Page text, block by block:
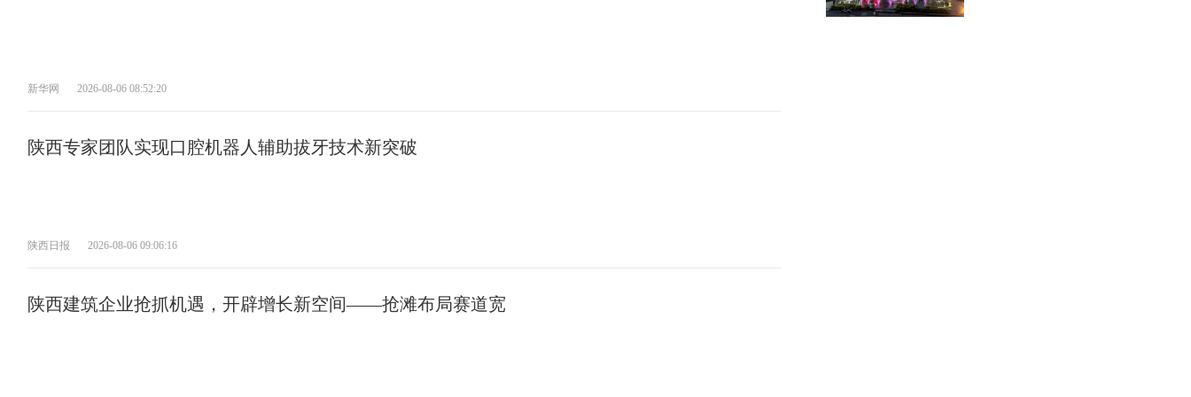
新华网 2026-08-06 08:52:20
陕西专家团队实现口腔机器人辅助拔牙技术新突破
陕西日报 2026-08-06 09:06:16
陕西建筑企业抢抓机遇，开辟增长新空间——抢滩布局赛道宽